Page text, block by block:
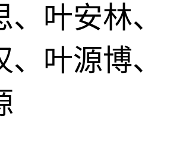
、叶安林、
、叶源博、